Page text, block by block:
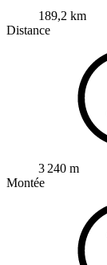
189,2 km
Distance
3 240 m
Montée